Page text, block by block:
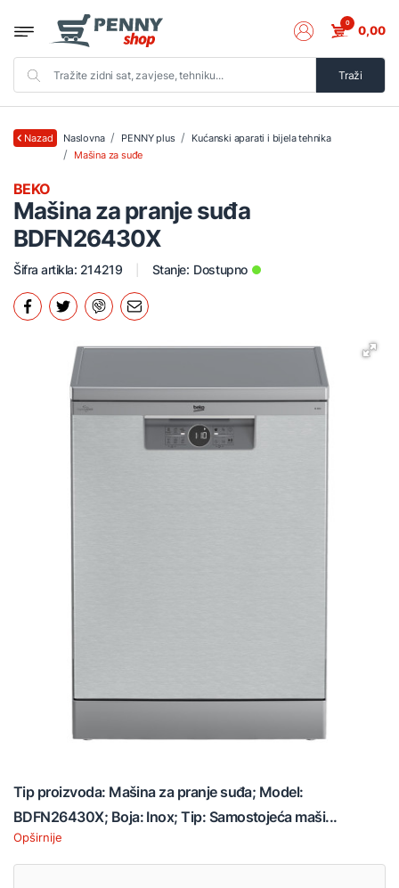
Traži
0 0,00
Nazad Naslovna PENNY plus
Kućanski aparati i bijela tehnika
Mašina za suđe
Mašina za pranje suđa
BDFN26430X
BEKO
Šifra artikla: 214219 Stanje: Dostupno
Tip proizvoda: Mašina za pranje suđa; Model:
BDFN26430X; Boja: Inox; Tip: Samostojeća maši...
Opširnije